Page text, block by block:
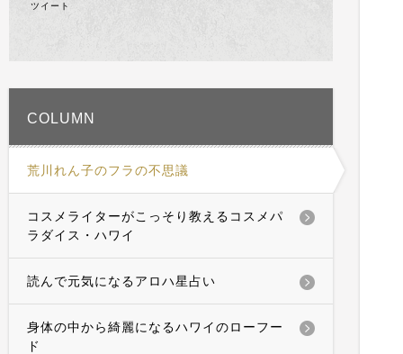
ツイート
COLUMN
荒川れん子のフラの不思議
コスメライターがこっそり教えるコスメパ
ラダイス・ハワイ
読んで元気になるアロハ星占い
身体の中から綺麗になるハワイのローフー
ド